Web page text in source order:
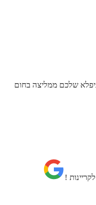
שלכם ממליצה בחום
!